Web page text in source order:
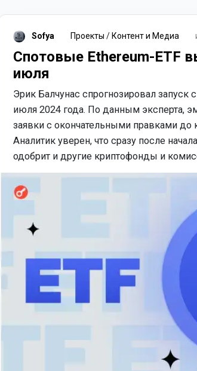
Sofya Проекты / Контент и Медиа
Спотовые Ethereum-ETF
июля
Эрик Балчунас спрогнозировал запуск
июля 2024 года. По данным эксперта,
заявки с окончательными правками до
Аналитик уверен, что сразу после
одобрит и другие криптофонды и